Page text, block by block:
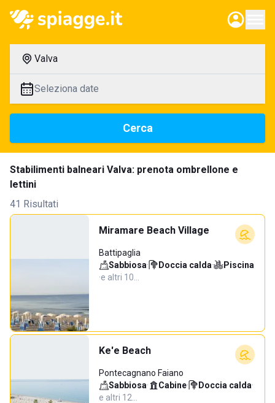
Valva
Seleziona date
Cerca
Stabilimenti balneari Valva: prenota ombrellone e
lettini
41 Risultati
Miramare Beach Village
Battipaglia
Sabbiosa· Doccia calda·
Piscina
·e altri 10…
Ke'e Beach
Pontecagnano Faiano
Sabbiosa· Cabine· Doccia calda·
e altri 12…